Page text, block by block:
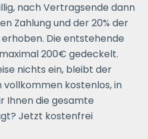
nach Vertragsende dann
Zahlung und der 20% der
Die entstehende
200€ gedeckelt.
nichts ein, bleibt der
kostenlos, in
Ihnen die gesamte
Jetzt kostenfrei